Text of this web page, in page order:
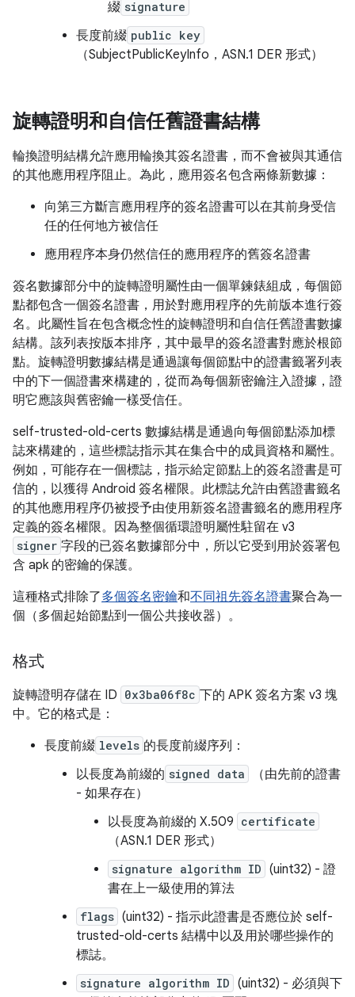
綴 signature
長度前綴 public key
（SubjectPublicKeyInfo，ASN.1 DER 形式）
旋轉證明和自信任舊證書結構
輪換證明結構允許應用輪換其簽名證書，而不會被與其通信
的其他應用程序阻止。為此，應用簽名包含兩條新數據：
向第三方斷言應用程序的簽名證書可以在其前身受信
任的任何地方被信任
應用程序本身仍然信任的應用程序的舊簽名證書
簽名數據部分中的旋轉證明屬性由一個單鍊錶組成，每個節
點都包含一個簽名證書，用於對應用程序的先前版本進行簽
名。此屬性旨在包含概念性的旋轉證明和自信任舊證書數據
結構。該列表按版本排序，其中最早的簽名證書對應於根節
點。旋轉證明數據結構是通過讓每個節點中的證書籤署列表
中的下一個證書來構建的，從而為每個新密鑰注入證據，證
明它應該與舊密鑰一樣受信任。
self-trusted-old-certs 數據結構是通過向每個節點添加標
誌來構建的，這些標誌指示其在集合中的成員資格和屬性。
例如，可能存在一個標誌，指示給定節點上的簽名證書是可
信的，以獲得 Android 簽名權限。此標誌允許由舊證書籤名
的其他應用程序仍被授予由使用新簽名證書籤名的應用程序
定義的簽名權限。因為整個循環證明屬性駐留在 v3
signer 字段的已簽名數據部分中，所以它受到用於簽署包
含 apk 的密鑰的保護。
這種格式排除了多個簽名密鑰和不同祖先簽名證書聚合為一
個（多個起始節點到一個公共接收器）。
格式
旋轉證明存儲在 ID 0x3ba06f8c 下的 APK 簽名方案 v3 塊
中。它的格式是：
長度前綴 levels 的長度前綴序列：
以長度為前綴的 signed data
（由先前的證書
- 如果存在）
以長度為前綴的 X.509 certificate
（ASN.1 DER 形式）
signature algorithm ID (uint32) - 證
書在上一級使用的算法
flags (uint32) - 指示此證書是否應位於 self-
trusted-old-certs 結構中以及用於哪些操作的
標誌。
signature algorithm ID (uint32) - 必須與下